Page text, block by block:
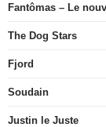
Fantômas – Le
The Dog Stars
Fjord
Soudain
Justin le Juste